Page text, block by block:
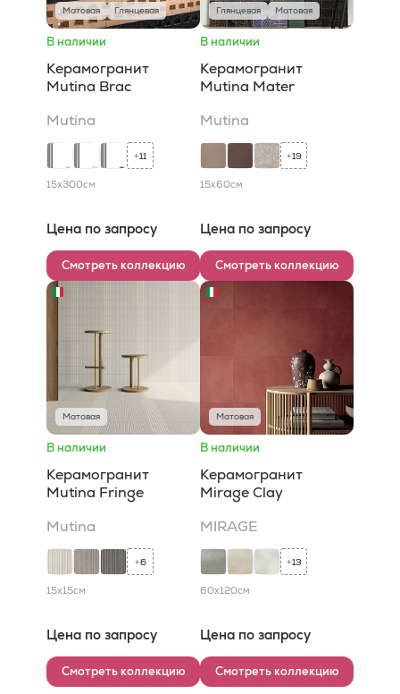
Матовая Глянцевая
В наличии
Керамогранит
Mutina Brac
Mutina
+11
15x300см
Цена по запросу
Смотреть коллекцию
Глянцевая Матовая
В наличии
Керамогранит
Mutina Mater
Mutina
+19
15x60см
Цена по запросу
Смотреть коллекцию
Матовая
В наличии
Керамогранит
Mutina Fringe
Mutina
+6
15x15см
Цена по запросу
Смотреть коллекцию
Матовая
В наличии
Керамогранит
Mirage Clay
MIRAGE
+13
60x120см
Цена по запросу
Смотреть коллекцию